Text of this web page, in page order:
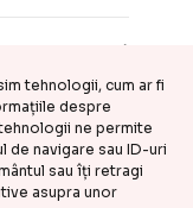
tehnologii, cum ar fi
despre
ne permite
de navigare sau ID-uri
sau îți retragi
asupra unor